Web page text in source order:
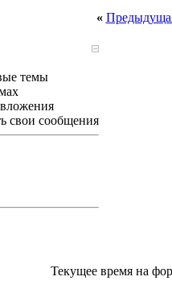
«
темы
свои сообщения
Текущее время на